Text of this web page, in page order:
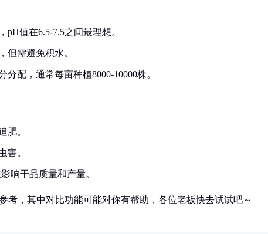
值在6.5-7.5之间最理想。
但需避免积水。
配，通常每亩种植8000-10000株。
肥。
害。
响干品质量和产量。
考，其中对比功能可能对你有帮助，各位老板快去试试吧～